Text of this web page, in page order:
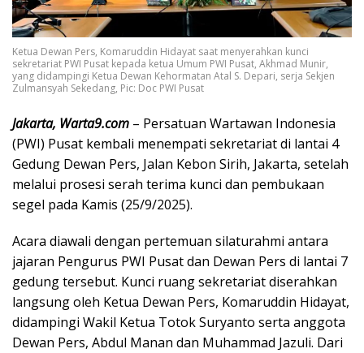
Ketua Dewan Pers, Komaruddin Hidayat saat menyerahkan kunci
sekretariat PWI Pusat kepada ketua Umum PWI Pusat, Akhmad Munir,
yang didampingi Ketua Dewan Kehormatan Atal S. Depari, serja Sekjen
Zulmansyah Sekedang, Pic: Doc PWI Pusat
Jakarta, Warta9.com – Persatuan Wartawan Indonesia
(PWI) Pusat kembali menempati sekretariat di lantai 4
Gedung Dewan Pers, Jalan Kebon Sirih, Jakarta, setelah
melalui prosesi serah terima kunci dan pembukaan
segel pada Kamis (25/9/2025).
Acara diawali dengan pertemuan silaturahmi antara
jajaran Pengurus PWI Pusat dan Dewan Pers di lantai 7
gedung tersebut. Kunci ruang sekretariat diserahkan
langsung oleh Ketua Dewan Pers, Komaruddin Hidayat,
didampingi Wakil Ketua Totok Suryanto serta anggota
Dewan Pers, Abdul Manan dan Muhammad Jazuli. Dari